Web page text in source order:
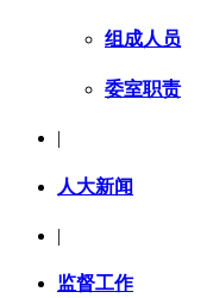
组成人员
委室职责
|
人大新闻
|
监督工作